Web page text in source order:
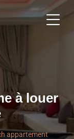
à louer
appartement